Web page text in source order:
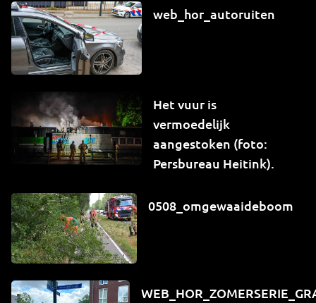
web_hor_autoruiten
Het vuur is
vermoedelijk
aangestoken (foto:
Persbureau Heitink).
0508_omgewaaideboom